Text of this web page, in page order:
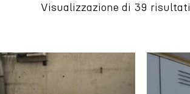
Visualizzazione di 39 risultati